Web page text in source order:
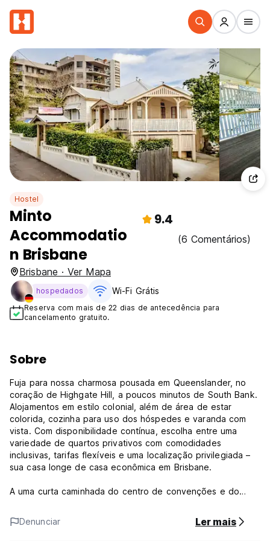
Hostel
Minto
Accommodatio
n Brisbane
9.4
(6 Comentários)
Brisbane · Ver Mapa
hospedados Wi-Fi Grátis
Reserva com mais de 22 dias de antecedência para
cancelamento gratuito.
Sobre
Fuja para nossa charmosa pousada em Queenslander, no
coração de Highgate Hill, a poucos minutos de South Bank.
Alojamentos em estilo colonial, além de área de estar
colorida, cozinha para uso dos hóspedes e varanda com
vista. Com disponibilidade contínua, escolha entre uma
variedade de quartos privativos com comodidades
inclusivas, tarifas flexíveis e uma localização privilegiada –
sua casa longe de casa econômica em Brisbane.
A uma curta caminhada do centro de convenções e do
conveniência, restaurantes e delivery nas proximidades.
Outras características incluem uma enorme cozinha de chef
Denunciar Ler mais